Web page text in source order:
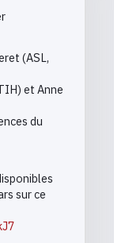
(ASL,
et Anne
du
sur ce